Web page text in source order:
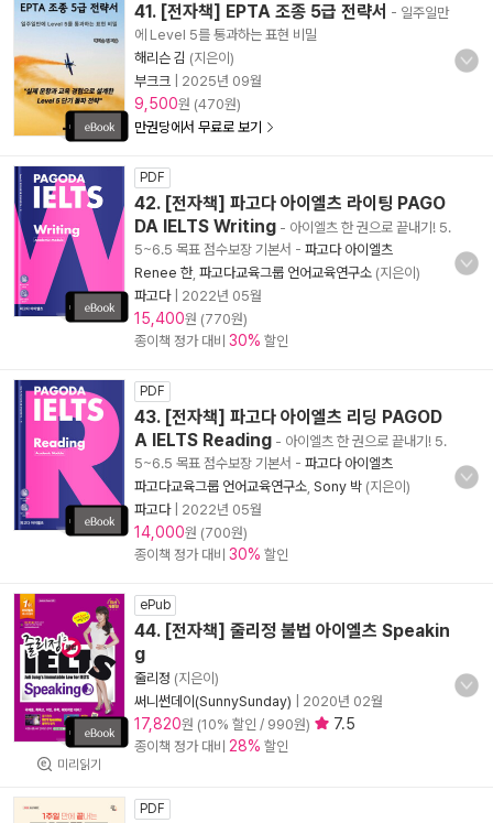
41. [전자책] EPTA 조종 5급 전략서 - 일주일만
에 Level 5를 통과하는 표현 비밀
해리슨 김 (지은이)
부크크
2025년 09월
9,500원 (470원)
만권당에서 무료로 보기
PDF
42. [전자책] 파고다 아이엘츠 라이팅 PAGO
DA IELTS Writing - 아이엘츠 한 권으로 끝내기! 5.
5~6.5 목표 점수보장 기본서 - 파고다 아이엘츠
Renee 한, 파고다교육그룹 언어교육연구소 (지은이)
파고다| 2022년 05월
15,400원 (770원)
종이책 정가 대비 30% 할인
PDF
43. [전자책] 파고다 아이엘츠 리딩 PAGOD
A IELTS Reading - 아이엘츠 한 권으로 끝내기! 5.
5~6.5 목표 점수보장 기본서 - 파고다 아이엘츠
파고다교육그룹 언어교육연구소 Sony 박 (지은이)
파고다| 2022년 05월
14,000원 (700원)
종이책 정가 대비 30% 할인
미리읽기
ePub
44. [전자책] 줄리정 불법 아이엘츠 Speakin
g
줄리정 (지은이)
써니썬데이(SunnySunday)
2020년 02월
17,820원 (10% 할인 / 990원) 7.5
종이책 정가 대비 28% 할인
PDF